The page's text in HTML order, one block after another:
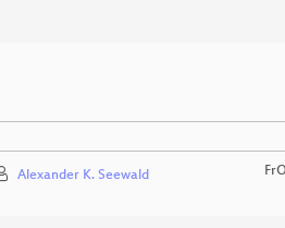
Alexander K. Seewald